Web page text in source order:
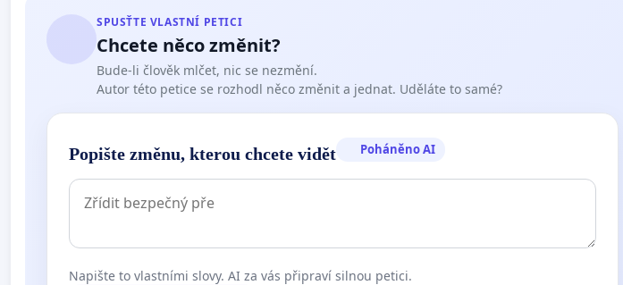
SPUSŤTE VLASTNÍ PETICI
Chcete něco změnit?
Bude-li člověk mlčet, nic se nezmění.
Autor této petice se rozhodl něco změnit a jednat. Uděláte to samé?
Popište změnu, kterou chcete vidět Poháněno AI
Napište to vlastními slovy. AI za vás připraví silnou petici.